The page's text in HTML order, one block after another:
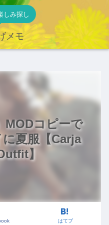
しみ探し
メモ
MODコピーで
夏服【Carja
】
はてブ